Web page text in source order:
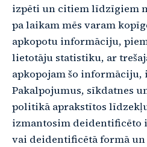
izpēti un citiem līdzīgiem
pa laikam mēs varam
apkopotu informāciju,
lietotāju statistiku, ar
apkopojam šo informāciju,
Pakalpojumus, sīkdatnes
politikā aprakstītos
izmantosim deidentificēto
vai deidentificētā formā